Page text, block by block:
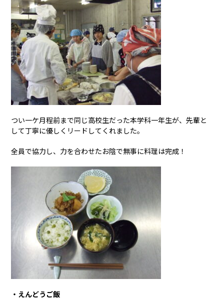
つい一ケ月程前まで同じ高校生だった本学科一年生が、先輩と
して丁寧に優しくリードしてくれました。
全員で協力し、力を合わせたお陰で無事に料理は完成！
・えんどうご飯